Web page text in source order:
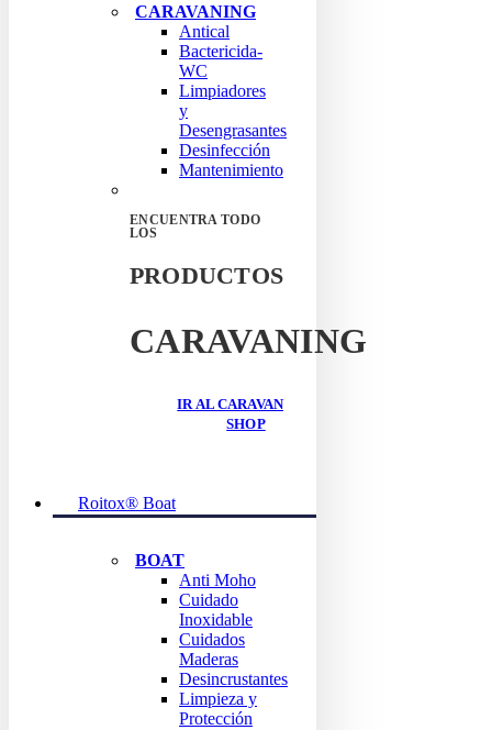
CARAVANING
Antical
Bactericida-
WC
Limpiadores
y
Desengrasantes
Desinfección
Mantenimiento
ENCUENTRA TODO
LOS
PRODUCTOS
CARAVANING
IR AL CARAVAN
SHOP
Roitox® Boat
BOAT
Anti Moho
Cuidado
Inoxidable
Cuidados
Maderas
Desincrustantes
Limpieza y
Protección